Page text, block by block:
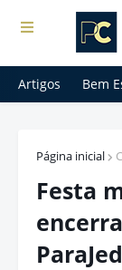
Artigos Bem
Página inicial
Festa